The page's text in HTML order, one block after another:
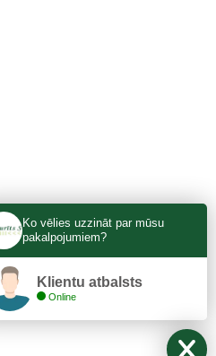
Ko vēlies uzzināt par mūsu
pakalpojumiem?
Klientu atbalsts
Online